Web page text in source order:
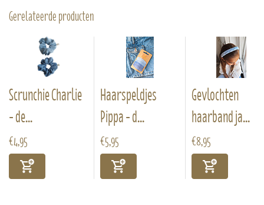
Gerelateerde producten
Scrunchie Charlie
- de...
€4,95
Haarspeldjes
Pippa - d...
€5,95
Gevlochten
haarband ja...
€8,95